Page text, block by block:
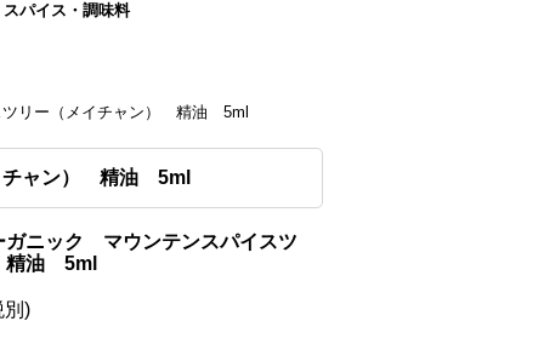
スパイス・調味料
リー（メイチャン） 精油 5ml
チャン） 精油 5ml
ニック マウンテンスパイスツ
精油 5ml
別)